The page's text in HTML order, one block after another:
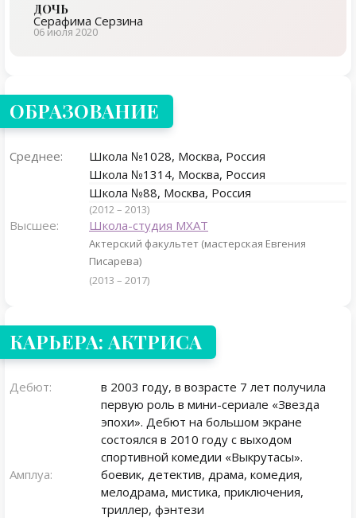
ДОЧЬ
Серафима Серзина
06 июля 2020
ОБРАЗОВАНИЕ
Среднее:
Школа №1028, Москва, Россия
Школа №1314, Москва, Россия
Школа №88, Москва, Россия
(2012 – 2013)
Высшее: Школа-студия МХАТ
Актерский факультет (мастерская Евгения
Писарева)
(2013 – 2017)
КАРЬЕРА: АКТРИСА
Дебют:
в 2003 году, в возрасте 7 лет получила
первую роль в мини-сериале «Звезда
эпохи». Дебют на большом экране
состоялся в 2010 году с выходом
спортивной комедии «Выкрутасы».
Амплуа:
боевик, детектив, драма, комедия,
мелодрама, мистика, приключения,
триллер, фэнтези